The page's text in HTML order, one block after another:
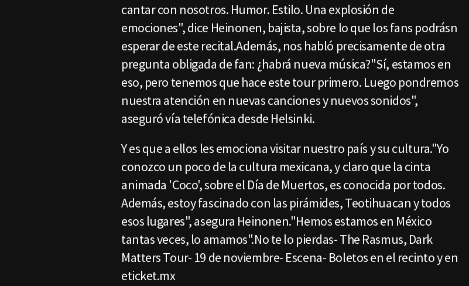
cantar con nosotros. Humor. Estilo. Una explosión de
emociones", dice Heinonen, bajista, sobre lo que los fans podrásn
esperar de este recital.Además, nos habló precisamente de otra
pregunta obligada de fan: ¿habrá nueva música?"Sí, estamos en
eso, pero tenemos que hace este tour primero. Luego pondremos
nuestra atención en nuevas canciones y nuevos sonidos",
aseguró vía telefónica desde Helsinki.
Y es que a ellos les emociona visitar nuestro país y su cultura."Yo
conozco un poco de la cultura mexicana, y claro que la cinta
animada 'Coco', sobre el Día de Muertos, es conocida por todos.
Además, estoy fascinado con las pirámides, Teotihuacan y todos
esos lugares", asegura Heinonen."Hemos estamos en México
tantas veces, lo amamos".No te lo pierdas- The Rasmus, Dark
Matters Tour- 19 de noviembre- Escena- Boletos en el recinto y en
eticket.mx